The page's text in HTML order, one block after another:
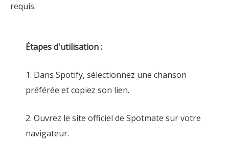
requis.
Étapes d'utilisation :
1. Dans Spotify, sélectionnez une chanson
préférée et copiez son lien.
2. Ouvrez le site officiel de Spotmate sur votre
navigateur.